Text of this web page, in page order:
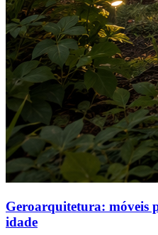
Geroarquitetura: móveis
idade